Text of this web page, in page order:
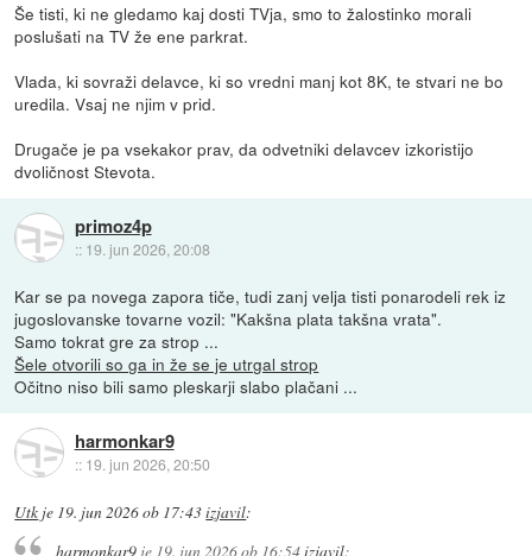
Še tisti, ki ne gledamo kaj dosti TVja, smo to žalostinko morali
poslušati na TV že ene parkrat.
Vlada, ki sovraži delavce, ki so vredni manj kot 8K, te stvari ne bo
uredila. Vsaj ne njim v prid.
Drugače je pa vsekakor prav, da odvetniki delavcev izkoristijo
dvoličnost Stevota.
primoz4p
:: 19. jun 2026, 20:08
Kar se pa novega zapora tiče, tudi zanj velja tisti ponarodeli rek iz
jugoslovanske tovarne vozil: "Kakšna plata takšna vrata".
Samo tokrat gre za strop ...
Šele otvorili so ga in že se je utrgal strop
Očitno niso bili samo pleskarji slabo plačani ...
harmonkar9
:: 19. jun 2026, 20:50
Utk je 19. jun 2026 ob 17:43izjavil:
harmonkar9je 19. jun 2026 ob 16:54izjavil: